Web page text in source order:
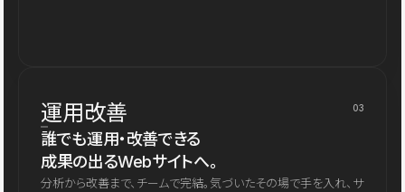
運用改善 03
誰でも運用・改善できる
成果の出るWebサイトへ。
分析から改善まで、チームで完結。気づいたその場で手を入れ、サ